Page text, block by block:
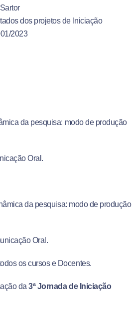
dos projetos de Iniciação
2023
da pesquisa: modo de produção
Oral.
da pesquisa: modo de produção
Oral.
os cursos e Docentes.
da3ª Jornada de Iniciação